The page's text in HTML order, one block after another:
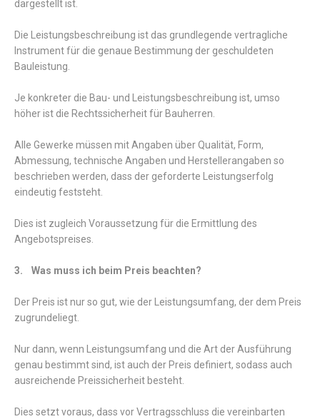
dargestellt ist.
Die Leistungsbeschreibung ist das grundlegende vertragliche
Instrument für die genaue Bestimmung der geschuldeten
Bauleistung.
Je konkreter die Bau- und Leistungsbeschreibung ist, umso
höher ist die Rechtssicherheit für Bauherren.
Alle Gewerke müssen mit Angaben über Qualität, Form,
Abmessung, technische Angaben und Herstellerangaben so
beschrieben werden, dass der geforderte Leistungserfolg
eindeutig feststeht.
Dies ist zugleich Voraussetzung für die Ermittlung des
Angebotspreises.
3. Was muss ich beim Preis beachten?
Der Preis ist nur so gut, wie der Leistungsumfang, der dem Preis
zugrundeliegt.
Nur dann, wenn Leistungsumfang und die Art der Ausführung
genau bestimmt sind, ist auch der Preis definiert, sodass auch
ausreichende Preissicherheit besteht.
Dies setzt voraus, dass vor Vertragsschluss die vereinbarten